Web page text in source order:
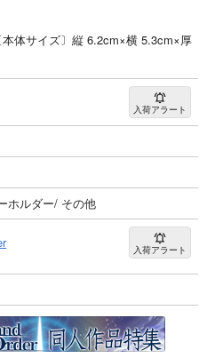
体サイズ〕縦 6.2cm×横 5.3cm×厚
入荷アラート
ホルダー/ その他
入荷アラート